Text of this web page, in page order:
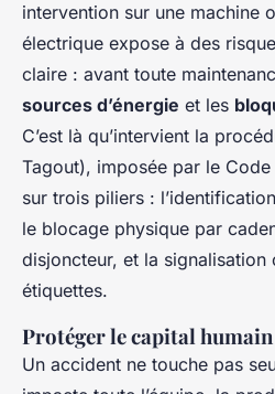
intervention sur une machine
électrique expose à des
claire : avant toute
sources d’énergie et les
C’est là qu’intervient la
Tagout), imposée par le
sur trois piliers :
le blocage physique par
disjoncteur, et la signalisation
étiquettes.
Protéger le capital
Un accident ne touche pas